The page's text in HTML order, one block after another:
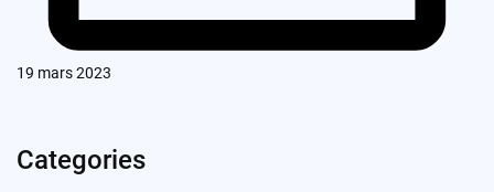
19 mars 2023
Categories